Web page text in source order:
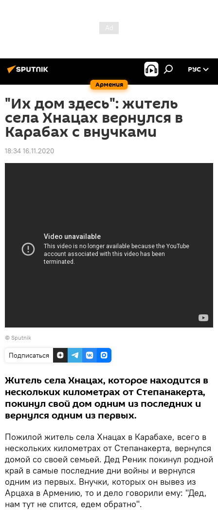
Армения
РУС
"Их дом здесь": житель
села Хнацах вернулся в
Карабах с внучками
18:34 16.11.2020
© Sputnik
Подписаться
Житель села Хнацах, которое находится в
нескольких километрах от Степанакерта,
покинул свой дом одним из последних и
вернулся одним из первых.
Пожилой житель села Хнацах в Карабахе, всего в
нескольких километрах от Степанакерта, вернулся
домой со своей семьей. Дед Реник покинул родной
край в самые последние дни войны и вернулся
одним из первых. Внучки, которых он вывез из
Арцаха в Армению, то и дело говорили ему: "Дед,
нам тут не спится, едем обратно".